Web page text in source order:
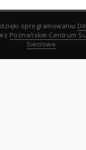
oprogramowaniu
Poznańskie Centrum
Sieciowe